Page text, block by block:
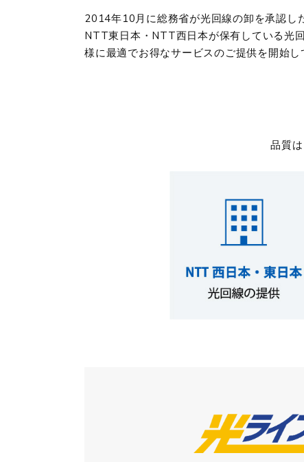
2014年10月に総務省が光回線の卸を承認し
NTT東日本・NTT西日本が保有している光
様に最適でお得なサービスのご提供を開始し
品質